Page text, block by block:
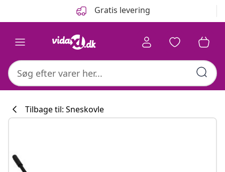
Gratis levering
Tilbage til: Sneskovle